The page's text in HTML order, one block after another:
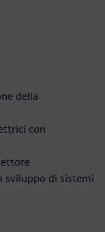
della
con
sviluppo di sistemi